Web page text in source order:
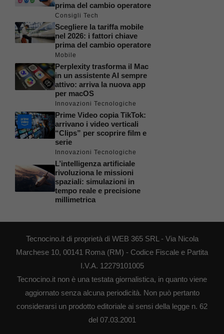
prima del cambio operatore
Consigli Tech
Scegliere la tariffa mobile
nel 2026: i fattori chiave
prima del cambio operatore
Mobile
Perplexity trasforma il Mac
in un assistente AI sempre
attivo: arriva la nuova app
per macOS
Innovazioni Tecnologiche
Prime Video copia TikTok:
arrivano i video verticali
“Clips” per scoprire film e
serie
Innovazioni Tecnologiche
L’intelligenza artificiale
rivoluziona le missioni
spaziali: simulazioni in
tempo reale e precisione
millimetrica
Tecnocino.it di proprietà di WEB 365 SRL - Via Nicola
Marchese 10, 00141 Roma (RM) - Codice Fiscale e Partita
I.V.A. 12279101005
Tecnocino.it non è una testata giornalistica, in quanto viene
aggiornato senza alcuna periodicità. Non può pertanto
considerarsi un prodotto editoriale ai sensi della legge n. 62
del 07.03.2001